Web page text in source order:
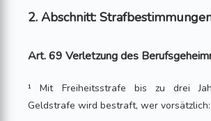
2. Abschnitt:
Art. 69 Verletzung des
¹ Mit Freiheitsstrafe bis zu drei
Geldstrafe wird bestraft, wer vorsätzlich: